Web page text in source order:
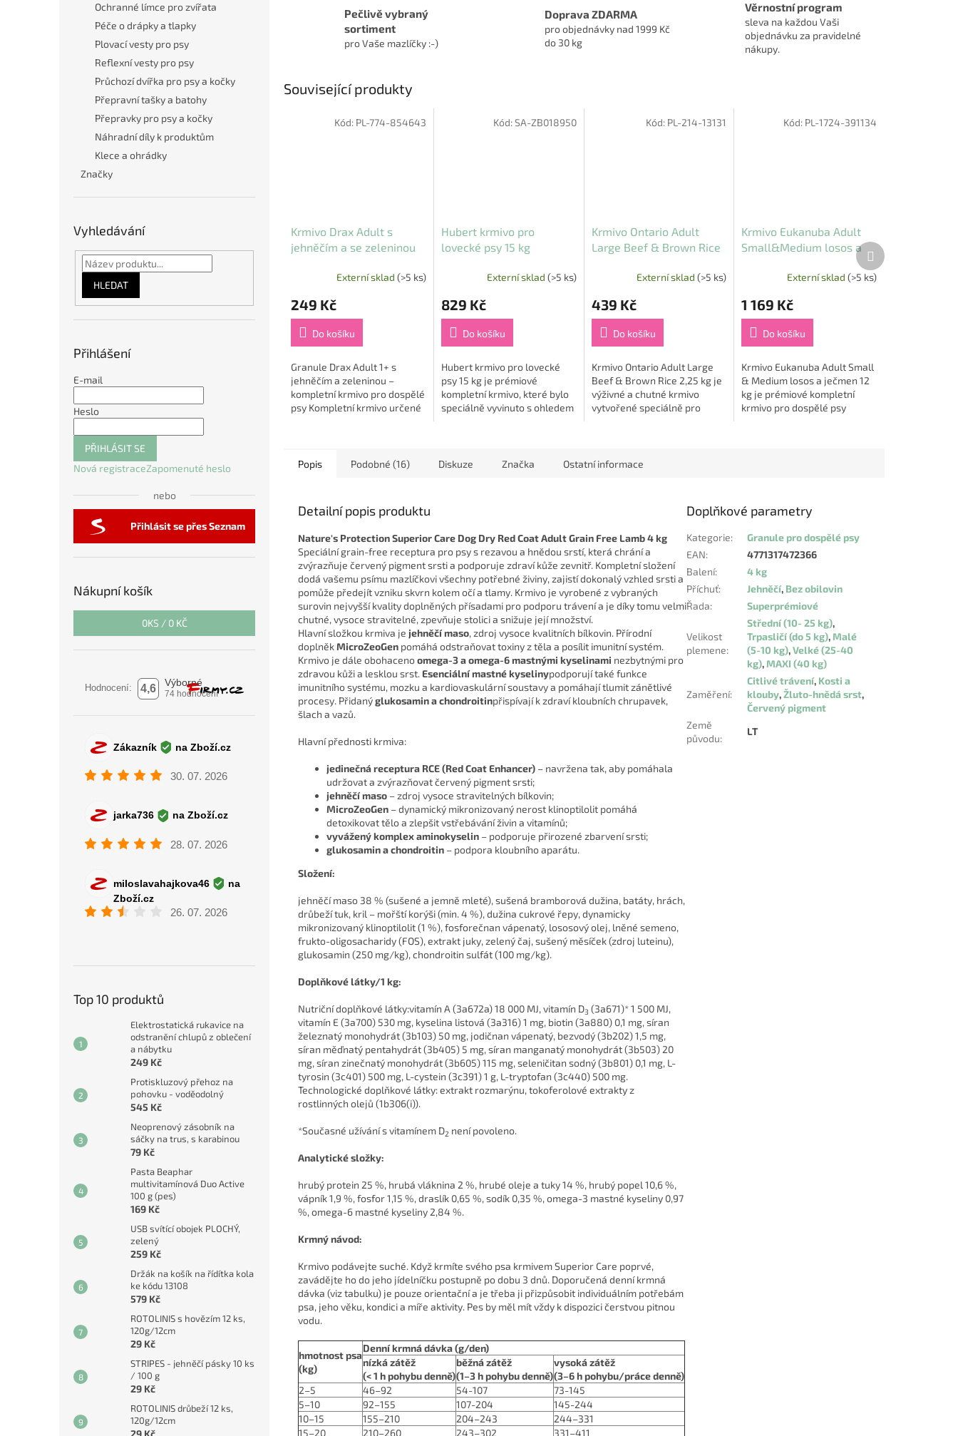
Ochranné límce pro zvířata
Péče o drápky a tlapky
Plovací vesty pro psy
Reflexní vesty pro psy
Průchozí dvířka pro psy a kočky
Přepravní tašky a batohy
Přepravky pro psy a kočky
Náhradní díly k produktům
Klece a ohrádky
Značky
Vyhledávání
HLEDAT
Přihlášení
E-mail
Heslo
PŘIHLÁSIT SE
Nová registraceZapomenuté heslo
nebo
Přihlásit se přes Seznam
Nákupní košík
0KS / 0 KČ
Top 10 produktů
Elektrostatická rukavice na
odstranění chlupů z oblečení
a nábytku
249 Kč
Protiskluzový přehoz na
pohovku - voděodolný
545 Kč
Neoprenový zásobník na
sáčky na trus, s karabinou
79 Kč
Pasta Beaphar
multivitamínová Duo Active
100 g (pes)
169 Kč
USB svítící obojek PLOCHÝ,
zelený
259 Kč
Držák na košík na řídítka kola
ke kódu 13108
579 Kč
ROTOLINIS s hovězím 12 ks,
120g/12cm
29 Kč
STRIPES - jehněčí pásky 10 ks
/ 100 g
29 Kč
ROTOLINIS drůbeží 12 ks,
120g/12cm
Pečlivě vybraný
sortiment
pro Vaše mazlíčky :-)
Doprava ZDARMA
pro objednávky nad 1999 Kč
do 30 kg
Věrnostní program
sleva na každou Vaši
objednávku za pravidelné
nákupy.
Související produkty
Krmivo Drax Adult s
jehněčím a se zeleninou
Externí sklad (>5 ks)
249 Kč
Do košíku
Granule Drax Adult 1+ s
jehněčím a zeleninou –
kompletní krmivo pro dospělé
psy Kompletní krmivo určené
Kód: PL-774-854643
Hubert krmivo pro
lovecké psy 15 kg
Externí sklad (>5 ks)
829 Kč
Do košíku
Hubert krmivo pro lovecké
psy 15 kg je prémiové
kompletní krmivo, které bylo
speciálně vyvinuto s ohledem
Kód:SA-ZB018950
Krmivo Ontario Adult
Large Beef & Brown Rice
Externí sklad(>5 ks)
439 Kč
Do košíku
Krmivo Ontario Adult Large
Beef & Brown Rice 2,25 kg je
výživné a chutné krmivo
vytvořené speciálně pro
Kód: PL-214-13131
Krmivo Eukanuba Adult
Small&Medium losos a
Externí sklad (>5 ks)
1 169 Kč
Do košíku
Krmivo Eukanuba Adult Small
& Medium losos a ječmen 12
kg je prémiové kompletní
krmivo pro dospělé psy
Kód: PL-1724-391134
Další
produkt
Popis Podobné (16) Diskuze Značka Ostatní informace
Detailní popis produktu
Nature's Protection Superior Care Dog Dry Red Coat Adult Grain Free Lamb 4 kg
Speciální grain-free receptura pro psy s rezavou a hnědou srstí, která chrání a
zvýrazňuje červený pigment srsti a podporuje zdraví kůže zevnitř. Kompletní složení
dodá vašemu psímu mazlíčkovi všechny potřebné živiny, zajistí dokonalý vzhled srsti a
pomůže předejít vzniku skvrn kolem očí a tlamy. Krmivo je vyrobené z vybraných
surovin nejvyšší kvality doplněných přísadami pro podporu trávení a je díky tomu velmi
chutné, vysoce stravitelné, zpevňuje stolici a snižuje její množství.
Hlavní složkou krmiva je jehněčí maso, zdroj vysoce kvalitních bílkovin. Přírodní
doplněkMicroZeoGen pomáhá odstraňovat toxiny z těla a posílit imunitní systém.
Krmivo je dále obohacenoomega-3 a omega-6 mastnými kyselinami nezbytnými pro
zdravou kůži a lesklou srst. Esenciální mastné kyselinypodporují také funkce
imunitního systému, mozku a kardiovaskulární soustavy a pomáhají tlumit zánětlivé
procesy. Přidanýglukosamin a chondroitinpřispívají k zdraví kloubních chrupavek,
šlach a vazů.
Hlavní přednosti krmiva:
jedinečná receptura RCE (Red Coat Enhancer) – navržena tak, aby pomáhala
udržovat a zvýrazňovat červený pigment srsti;
jehněčí maso – zdroj vysoce stravitelných bílkovin;
MicroZeoGen – dynamický mikronizovaný nerost klinoptilolit pomáhá
detoxikovat tělo a zlepšit vstřebávání živin a vitamínů;
vyvážený komplex aminokyselin – podporuje přirozené zbarvení srsti;
glukosamin a chondroitin – podpora kloubního aparátu.
Složení:
jehněčí maso 38 % (sušené a jemně mleté), sušená bramborová dužina, batáty, hrách,
drůbeží tuk, kril – mořští korýši (min. 4 %), dužina cukrové řepy, dynamicky
mikronizovaný klinoptilolit (1 %), fosforečnan vápenatý, lososový olej, lněné semeno,
frukto-oligosacharidy (FOS), extrakt juky, zelený čaj, sušený měsíček (zdroj luteinu),
glukosamin (250 mg/kg), chondroitin sulfát (100 mg/kg).
Doplňkové látky/1 kg:
Nutriční doplňkové látky:vitamín A (3a672a) 18 000 MJ, vitamín D3 (3a671)* 1 500 MJ,
vitamín E (3a700) 530 mg, kyselina listová (3a316) 1 mg, biotin (3a880) 0,1 mg, síran
železnatý monohydrát (3b103) 50 mg, jodičnan vápenatý, bezvodý (3b202) 1,5 mg,
síran měďnatý pentahydrát (3b405) 5 mg, síran manganatý monohydrát (3b503) 20
mg, síran zinečnatý monohydrát (3b605) 115 mg, seleničitan sodný (3b801) 0,1 mg, L-
tyrosin (3c401) 500 mg, L-cystein (3c391) 1 g, L-tryptofan (3c440) 500 mg.
Technologické doplňkové látky: extrakt rozmarýnu, tokoferolové extrakty z
rostlinných olejů (1b306(i)).
*Současné užívání s vitamínem D2 není povoleno.
Analytické složky:
hrubý protein 25 %, hrubá vláknina 2 %, hrubé oleje a tuky 14 %, hrubý popel 10,6 %,
vápník 1,9 %, fosfor 1,15 %, draslík 0,65 %, sodík 0,35 %, omega-3 mastné kyseliny 0,97
%, omega-6 mastné kyseliny 2,84 %.
Krmný návod:
Krmivo podávejte suché. Když krmíte svého psa krmivem Superior Care poprvé,
zavádějte ho do jeho jídelníčku postupně po dobu 3 dnů. Doporučená denní krmná
dávka (viz tabulku) je pouze orientační a je třeba ji přizpůsobit individuálním potřebám
psa, jeho věku, kondici a míře aktivity. Pes by měl mít vždy k dispozici čerstvou pitnou
vodu.
hmotnost psa
(kg)
Denní krmná dávka (g/den)
nízká zátěž
(< 1 h pohybu denně)
běžná zátěž
(1–3 h pohybu denně)
vysoká zátěž
(3–6 h pohybu/práce denně)
2–5
46–92 54-107
73-145
5–10
92–155 107-204
145-244
10–15
155–210 204–243
244–331
15–20
210–260 243–302 331–411
Doplňkové parametry
Kategorie:
Granule pro dospělé psy
EAN:
4771317472366
Balení:
4 kg
Příchuť: Jehněčí, Bez obilovin
Řada: Superprémiové
Velikost
plemene:
Střední (10- 25 kg),
Trpasličí (do 5 kg), Malé
(5-10 kg),Velké (25-40
kg), MAXI (40 kg)
Zaměření:
Citlivé trávení, Kosti a
klouby,Žluto-hnědá srst,
Červený pigment
Země
původu:
LT